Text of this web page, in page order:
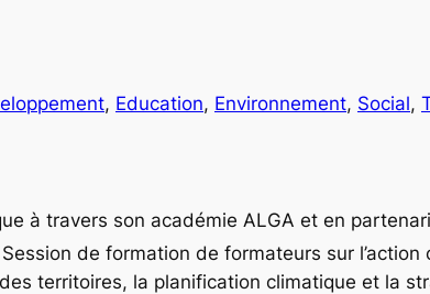
, Education, Environnement, Social,
à travers son académie ALGA et en
Session de formation de formateurs sur
territoires, la planification climatique et la